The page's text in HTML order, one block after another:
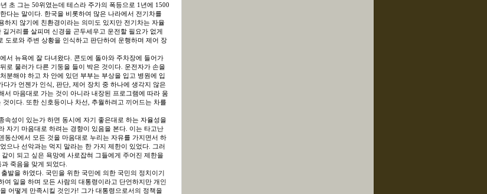
초 그는 50위였는데 테스라 주가의 폭등으로 1년에 1500
다는 말이다. 한국을 비롯하여 많은 나라에서 전기차를
지 않기에 친환경이라는 의미도 있지만 전기차는 자율
거리를 살피며 신경을 곤두세우고 운전할 필요가 없게
도로와 주변 상황을 인식하고 판단하여 운행하며 제어 장
서 뉴욕에 잘 다녀왔다. 콘도에 돌아와 주차장에 들어가
로 물러가 다른 기둥을 들이 박은 것이다. 운전자가 손을
분해야 하고 차 안에 있던 부부는 부상을 입고 병원에 입
가 언젠가 인식, 판단, 제어 장치 중 하나에 생각지 않은
서 마음대로 가는 것이 아니라 내장된 프로그램에 따라 움
이다. 또한 신호등이나 차선, 추월하려고 끼어드는 차를
성이 있는가 하면 동시에 자기 좋은대로 하는 자율성을
자기 마음대로 하려는 경향이 있음을 본다. 이는 타고난
동산에서 모든 것을 마음대로 누리는 자유를 가지면서 하
으나 선악과는 먹지 말라는 한 가지 제한이 있었다. 그러
이 되고 싶은 욕망에 사로잡혀 그들에게 주어진 제한을
죽음을 맞게 되었다.
발을 하였다. 국민을 위한 국민에 의한 국민의 정치이기
일을 하며 모든 사람의 대통령이라고 단언하지만 개인
어떻게 만족시킬 것인가! 그가 대통령으로서의 정책을